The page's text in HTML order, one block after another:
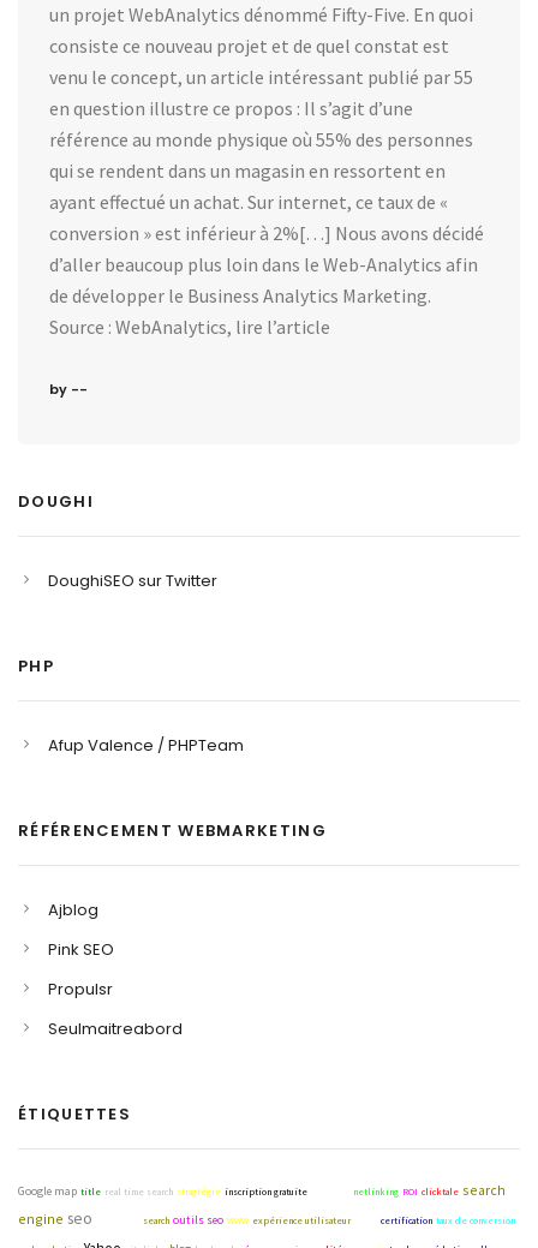
un projet WebAnalytics dénommé Fifty-Five. En quoi
consiste ce nouveau projet et de quel constat est
venu le concept, un article intéressant publié par 55
en question illustre ce propos : Il s’agit d’une
référence au monde physique où 55% des personnes
qui se rendent dans un magasin en ressortent en
ayant effectué un achat. Sur internet, ce taux de «
conversion » est inférieur à 2%[…] Nous avons décidé
d’aller beaucoup plus loin dans le Web-Analytics afin
de développer le Business Analytics Marketing.
Source : WebAnalytics, lire l’article
by --
DOUGHI
DoughiSEO sur Twitter
PHP
Afup Valence / PHPTeam
RÉFÉRENCEMENT WEBMARKETING
Ajblog
Pink SEO
Propulsr
Seulmaitreabord
ÉTIQUETTES
Google map title real time search stragtégie inscription gratuite netlinking ROI clicktale search
engine seo search outils seo WWW expérience utilisateur certification taux de conversion